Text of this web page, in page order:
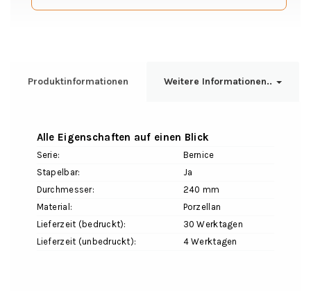
Produktinformationen Weitere Informationen..
Alle Eigenschaften auf einen Blick
Serie:
Bernice
Stapelbar:
Ja
Durchmesser:
240 mm
Material:
Porzellan
Lieferzeit (bedruckt):
30 Werktagen
Lieferzeit (unbedruckt):
4 Werktagen